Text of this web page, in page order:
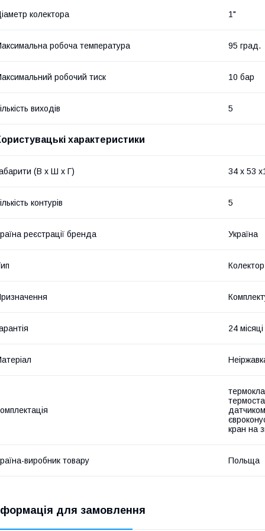
колектора 1"
робоча температура 95 град.
робочий тиск 10 бар
виходів 5
характеристики
(В х Ш х Г) 34 х 53
контурів 5
реєстрації бренда Україна
Колектор
24 місяці
кран на
виробник товару Польща
для замовлення